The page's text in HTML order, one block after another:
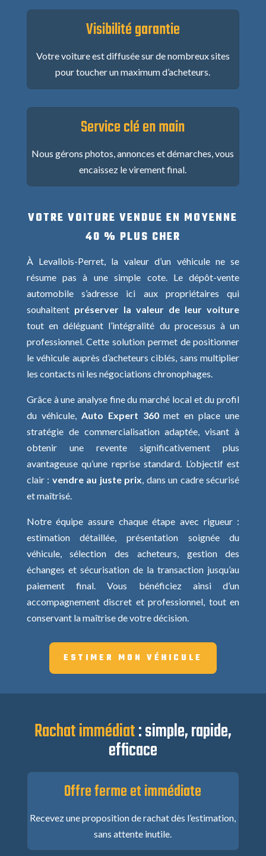
Visibilité garantie
Votre voiture est diffusée sur de nombreux sites
pour toucher un maximum d’acheteurs.
Service clé en main
Nous gérons photos, annonces et démarches, vous
encaissez le virement final.
VOTRE VOITURE VENDUE EN MOYENNE
40 % PLUS CHER
À Levallois-Perret, la valeur d’un véhicule ne se
résume pas à une simple cote. Le dépôt-vente
automobile s’adresse ici aux propriétaires qui
souhaitent préserver la valeur de leur voiture
tout en déléguant l’intégralité du processus à un
professionnel. Cette solution permet de positionner
le véhicule auprès d’acheteurs ciblés, sans multiplier
les contacts ni les négociations chronophages.
Grâce à une analyse fine du marché local et du profil
du véhicule, Auto Expert 360met en place une
stratégie de commercialisation adaptée, visant à
obtenir une revente significativement plus
avantageuse qu’une reprise standard. L’objectif est
clair : vendre au juste prix , dans un cadre sécurisé
et maîtrisé.
Notre équipe assure chaque étape avec rigueur :
estimation détaillée, présentation soignée du
véhicule, sélection des acheteurs, gestion des
échanges et sécurisation de la transaction jusqu’au
paiement final. Vous bénéficiez ainsi d’un
accompagnement discret et professionnel, tout en
conservant la maîtrise de votre décision.
ESTIMER MON VÉHICULE
Rachat immédiat: simple, rapide,
efficace
Offre ferme et immédiate
Recevez une proposition de rachat dès l’estimation,
sans attente inutile.